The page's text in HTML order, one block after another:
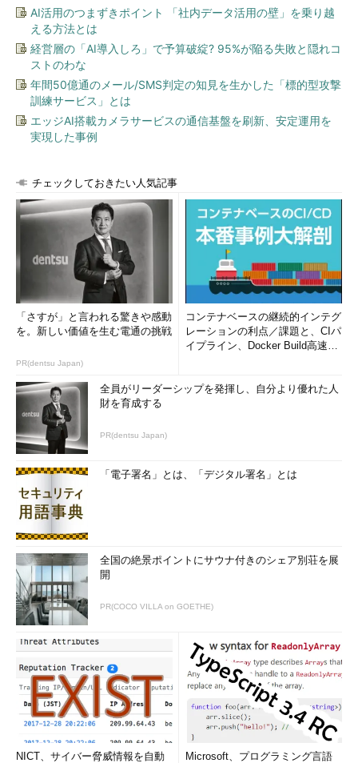
AI活用のつまずきポイント 「社内データ活用の壁」を乗り越
える方法とは
経営層の「AI導入しろ」で予算破綻? 95%が陥る失敗と隠れコ
ストのわな
年間50億通のメール/SMS判定の知見を生かした「標的型攻撃
訓練サービス」とは
エッジAI搭載カメラサービスの通信基盤を刷新、安定運用を
実現した事例
チェックしておきたい人気記事
「さすが」と言われる驚きや感動
を。新しい価値を生む電通の挑戦
PR(dentsu Japan)
コンテナベースの継続的インテグ
レーションの利点／課題と、CIパ
イプライン、Docker Build高速化
全員がリーダーシップを発揮し、自分より優れた人
財を育成する
PR(dentsu Japan)
「電子署名」とは、「デジタル署名」とは
全国の絶景ポイントにサウナ付きのシェア別荘を展
開
PR(COCO VILLA on GOETHE)
NICT、サイバー脅威情報を自動
Microsoft、プログラミング言語